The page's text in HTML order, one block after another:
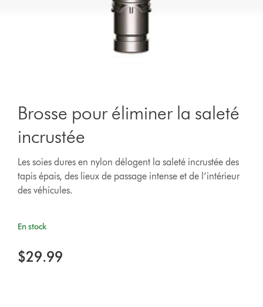
Brosse pour éliminer la saleté
incrustée
Les soies dures en nylon délogent la saleté incrustée des
tapis épais, des lieux de passage intense et de l’intérieur
des véhicules.
En stock
$29.99